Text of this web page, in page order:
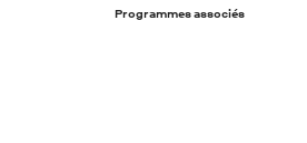
Programmes associés